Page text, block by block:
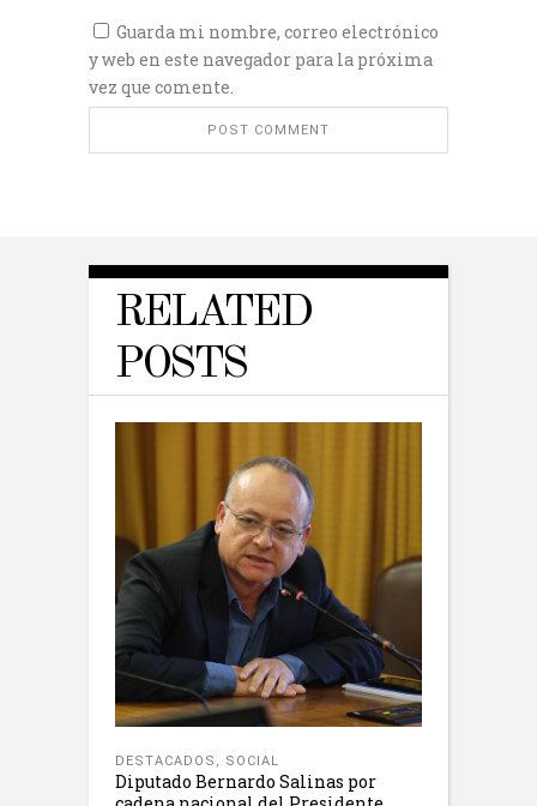
Guarda mi nombre, correo electrónico
y web en este navegador para la próxima
vez que comente.
RELATED
POSTS
DESTACADOS , SOCIAL
Diputado Bernardo Salinas por